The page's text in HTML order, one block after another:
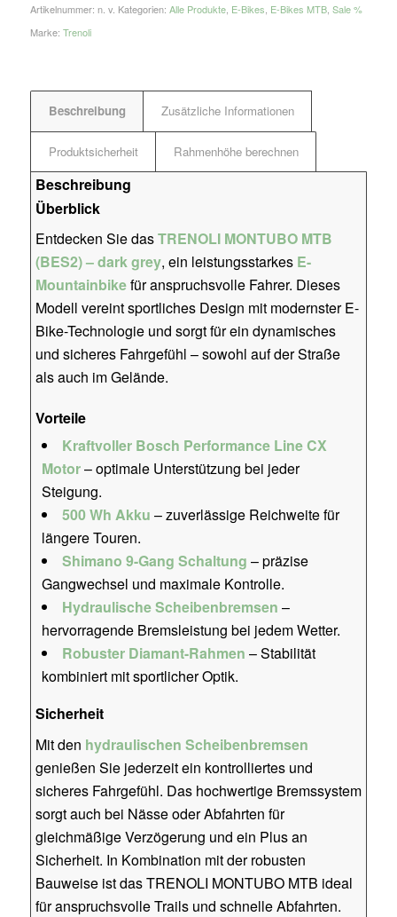
Artikelnummer: n. v. Kategorien: Alle Produkte, E-Bikes E-Bikes MTB, Sale %
Marke: Trenoli
Beschreibung Zusätzliche Informationen
Produktsicherheit Rahmenhöhe berechnen
Beschreibung
Überblick
Entdecken Sie dasTRENOLI MONTUBO MTB
(BES2) – dark grey, ein leistungsstarkes E-
Mountainbikefür anspruchsvolle Fahrer. Dieses
Modell vereint sportliches Design mit modernster E-
Bike-Technologie und sorgt für ein dynamisches
und sicheres Fahrgefühl – sowohl auf der Straße
als auch im Gelände.
Vorteile
Kraftvoller Bosch Performance Line CX
Motor– optimale Unterstützung bei jeder
Steigung.
500 Wh Akku – zuverlässige Reichweite für
längere Touren.
Shimano 9-Gang Schaltung – präzise
Gangwechsel und maximale Kontrolle.
Hydraulische Scheibenbremsen –
hervorragende Bremsleistung bei jedem Wetter.
Robuster Diamant-Rahmen – Stabilität
kombiniert mit sportlicher Optik.
Sicherheit
Mit den hydraulischen Scheibenbremsen
genießen Sie jederzeit ein kontrolliertes und
sicheres Fahrgefühl. Das hochwertige Bremssystem
sorgt auch bei Nässe oder Abfahrten für
gleichmäßige Verzögerung und ein Plus an
Sicherheit. In Kombination mit der robusten
Bauweise ist das TRENOLI MONTUBO MTB ideal
für anspruchsvolle Trails und schnelle Abfahrten.